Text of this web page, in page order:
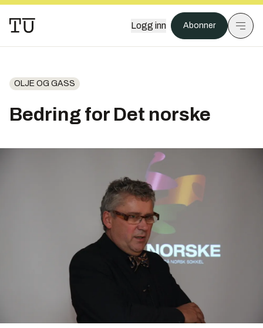
Logg inn Abonner
OLJE OG GASS
Bedring for Det norske